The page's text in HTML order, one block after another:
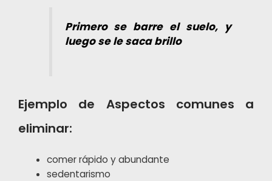
Primero se barre el suelo, y
luego se le saca brillo
Ejemplo de Aspectos comunes a
eliminar:
comer rápido y abundante
sedentarismo